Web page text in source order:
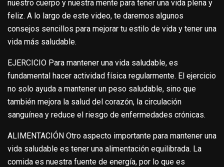
nuestro cuerpo y nuestra mente para tener una vida plena y
feliz. A lo largo de este video, te daremos algunos
consejos sencillos para mejorar tu estilo de vida y tener una
vida más saludable.
EJERCICIO Para mantener una vida saludable, es
fundamental hacer actividad física regularmente. El ejercicio
no solo ayuda a mantener un peso saludable, sino que
también mejora la salud del corazón, la circulación
sanguínea y reduce el riesgo de enfermedades crónicas.
ALIMENTACIÓN Otro aspecto importante para mantener una
vida saludable es tener una alimentación equilibrada. La
comida es nuestra fuente de energía, por lo que es